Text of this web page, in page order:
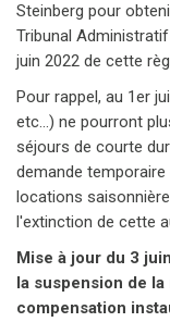
Steinberg pour
Tribunal
juin 2022 de cette
Pour rappel, au 1er
etc...) ne pourront
séjours de courte
demande temporaire
locations
l'extinction de cette
Mise à jour du 3
la suspension de
compensation